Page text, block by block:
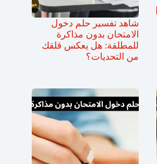
شاهد تفسير حلم دخول
الامتحان بدون مذاكرة
للمطلقة: هل يعكس قلقك
من التحديات؟